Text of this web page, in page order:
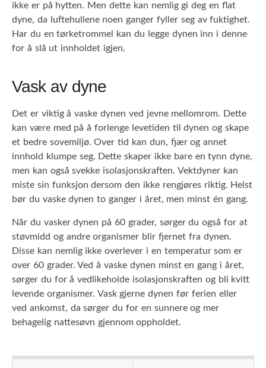
ikke er på hytten. Men dette kan nemlig gi deg en flat
dyne, da luftehullene noen ganger fyller seg av fuktighet.
Har du en tørketrommel kan du legge dynen inn i denne
for å slå ut innholdet igjen.
Vask av dyne
Det er viktig å vaske dynen ved jevne mellomrom. Dette
kan være med på å forlenge levetiden til dynen og skape
et bedre sovemiljø. Over tid kan dun, fjær og annet
innhold klumpe seg. Dette skaper ikke bare en tynn dyne,
men kan også svekke isolasjonskraften. Vektdyner kan
miste sin funksjon dersom den ikke rengjøres riktig. Helst
bør du vaske dynen to ganger i året, men minst én gang.
Når du vasker dynen på 60 grader, sørger du også for at
støvmidd og andre organismer blir fjernet fra dynen.
Disse kan nemlig ikke overlever i en temperatur som er
over 60 grader. Ved å vaske dynen minst en gang i året,
sørger du for å vedlikeholde isolasjonskraften og bli kvitt
levende organismer. Vask gjerne dynen før ferien eller
ved ankomst, da sørger du for en sunnere og mer
behagelig nattesøvn gjennom oppholdet.